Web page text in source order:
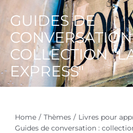
GUIDES DE
COLLECTION
EXPRESS"
Home Thèmes
Livres pour
Guides de conversation :